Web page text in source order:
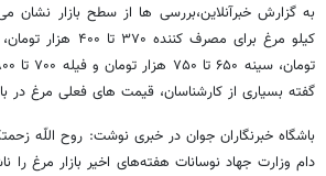
به گزارش خبرآنلاین،بررسی ها از سطح بازار
گفته بسیاری از کارشناسان، قیمت های فعلی مرغ در
باشگاه خبرنگاران جوان در خبری نوشت: روح اللّه
دام وزارت جهاد نوسانات هفته‌های اخیر بازار مرغ